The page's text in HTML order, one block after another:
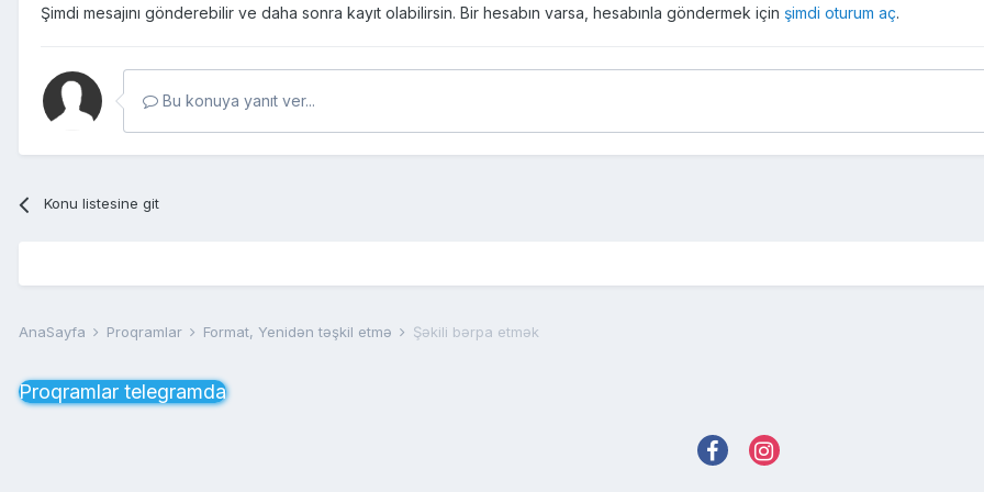
Şimdi mesajını gönderebilir ve daha sonra kayıt olabilirsin. Bir hesabın varsa, hesabınla göndermek için şimdi oturum aç.
Bu konuya yanıt ver...
Konu listesine git
AnaSayfa Proqramlar Format, Yenidən təşkil etmə Şəkili bərpa etmək
Proqramlar telegramda